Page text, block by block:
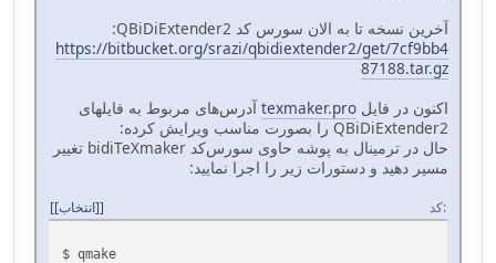
آخرین نسخه تا به الان سورس کد QBiDiExtender2:
https://bitbucket.org/srazi/qbidiextender2/get/7cf9bb4
87188.tar.gz
اکنون در فایل texmaker.proآدرس‌های مربوط به فایلهای
QBiDiExtender2 را بصورت مناسب ویرایش کرده:
حال در ترمینال به پوشه حاوی سورس‌کد bidiTeXmaker تغییر
مسیر دهید و دستورات زیر را اجرا نمایید:
کد [انتخاب]
$ qmake